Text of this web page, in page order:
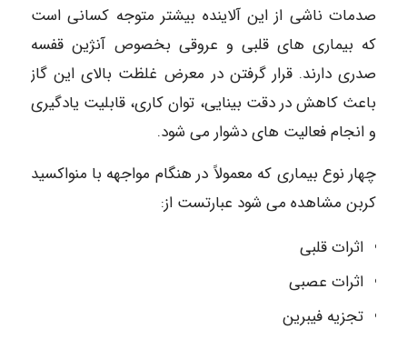
صدمات ناشی از این آلاینده بیشتر متوجه کسانی است
که بیماری های قلبی و عروقی بخصوص آنژین قفسه
صدری دارند. قرار گرفتن در معرض غلظت بالای این گاز
باعث کاهش در دقت بینایی، توان کاری، قابلیت یادگیری
و انجام فعالیت های دشوار می شود.
چهار نوع بیماری که معمولاً در هنگام مواجهه با منواکسید
کربن مشاهده می شود عبارتست از:
اثرات قلبی
اثرات عصبی
تجزیه فیبرین